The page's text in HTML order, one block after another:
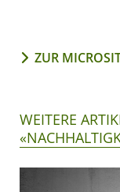
ZUR
WEITERE